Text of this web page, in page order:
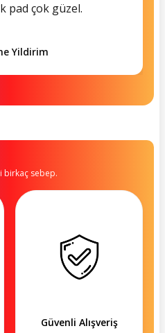
pad çok güzel.
Yildirim
birkaç sebep.
Güvenli Alışveriş